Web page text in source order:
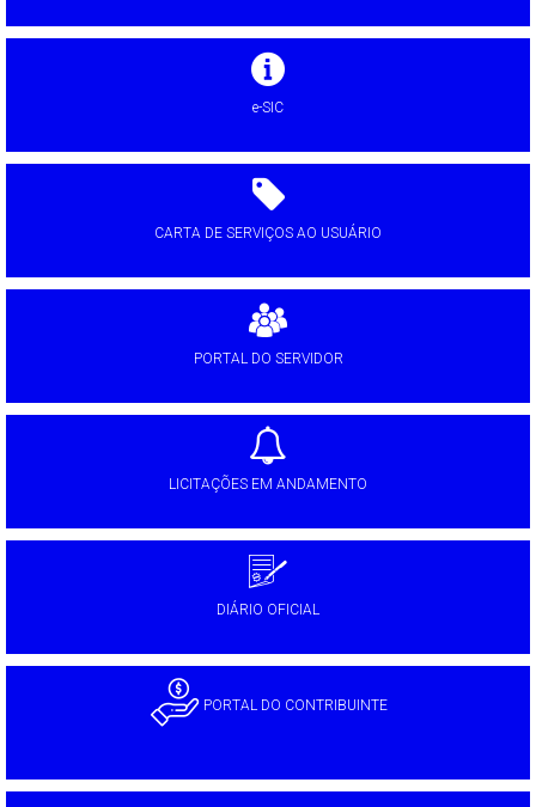
e-SIC
CARTA DE SERVIÇOS AO USUÁRIO
PORTAL DO SERVIDOR
LICITAÇÕES EM ANDAMENTO
DIÁRIO OFICIAL
PORTAL DO CONTRIBUINTE